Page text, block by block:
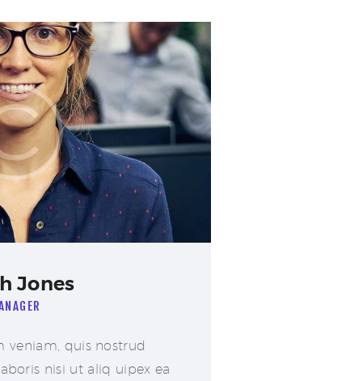
Jones
veniam, quis nostrud
nisi ut aliq uipex ea